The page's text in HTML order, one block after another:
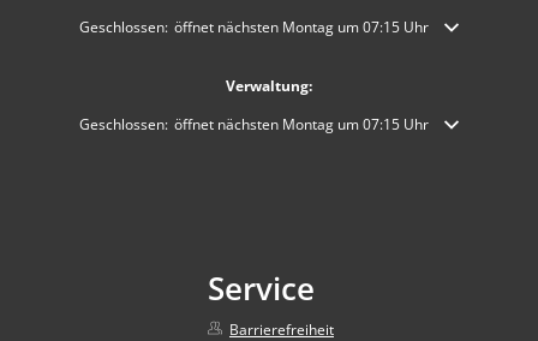
Klicken, um weitere Öffnungs- oder Schließzeiten auszublenden
Geschlossen: öffnet nächsten Montag um 07:15 Uhr
Verwaltung:
Klicken, um weitere Öffnungs- oder Schließzeiten auszublenden
Geschlossen: öffnet nächsten Montag um 07:15 Uhr
Service
Barrierefreiheit